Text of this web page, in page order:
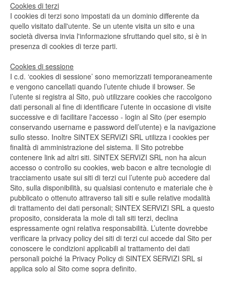
Cookies di terzi
I cookies di terzi sono impostati da un dominio differente da
quello visitato dall'utente. Se un utente visita un sito e una
società diversa invia l'informazione sfruttando quel sito, si è in
presenza di cookies di terze parti.
Cookies di sessione
I c.d. ‘cookies di sessione’ sono memorizzati temporaneamente
e vengono cancellati quando l’utente chiude il browser. Se
l’utente si registra al Sito, può utilizzare cookies che raccolgono
dati personali al fine di identificare l’utente in occasione di visite
successive e di facilitare l'accesso - login al Sito (per esempio
conservando username e password dell’utente) e la navigazione
sullo stesso. Inoltre SINTEX SERVIZI SRL utilizza i cookies per
finalità di amministrazione del sistema. Il Sito potrebbe
contenere link ad altri siti. SINTEX SERVIZI SRL non ha alcun
accesso o controllo su cookies, web bacon e altre tecnologie di
tracciamento usate sui siti di terzi cui l’utente può accedere dal
Sito, sulla disponibilità, su qualsiasi contenuto e materiale che è
pubblicato o ottenuto attraverso tali siti e sulle relative modalità
di trattamento dei dati personali; SINTEX SERVIZI SRL a questo
proposito, considerata la mole di tali siti terzi, declina
espressamente ogni relativa responsabilità. L’utente dovrebbe
verificare la privacy policy dei siti di terzi cui accede dal Sito per
conoscere le condizioni applicabili al trattamento dei dati
personali poiché la Privacy Policy di SINTEX SERVIZI SRL si
applica solo al Sito come sopra definito.